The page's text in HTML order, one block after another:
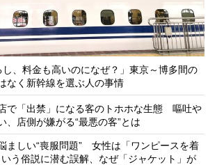
し、料金も高いのになぜ？」東京～博多間の
なく新幹線を選ぶ人の事情
で「出禁」になる客のトホホな生態 嘔吐や
、店側が嫌がる“最悪の客”とは
ましい“喪服問題” 女性は「ワンピースを着
う俗説に潜む誤解、なぜ「ジャケット」が